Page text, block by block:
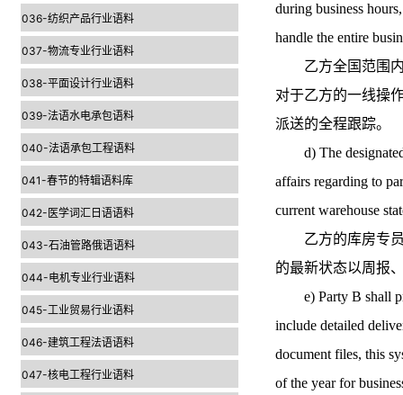
036-纺织产品行业语料
037-物流专业行业语料
038-平面设计行业语料
039-法语水电承包语料
040-法语承包工程语料
041-春节的特辑语料库
042-医学词汇日语语料
043-石油管路俄语语料
044-电机专业行业语料
045-工业贸易行业语料
046-建筑工程法语语料
047-核电工程行业语料
during business
handle the entire
乙方全国范围内
对于乙方的一线操
派送的全程跟踪。
d) The designated
affairs regarding to
current warehouse
乙方的库房专员
的最新状态以周报
e) Party B shall
include detailed
document files, this
of the year for